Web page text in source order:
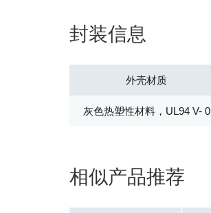
封装信息
外壳材质
灰色热塑性材料，UL94 V- 0
相似产品推荐